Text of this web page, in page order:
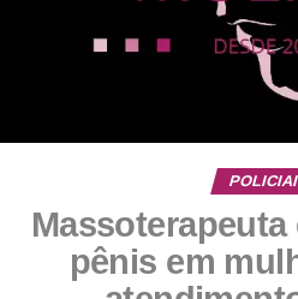
pênis em